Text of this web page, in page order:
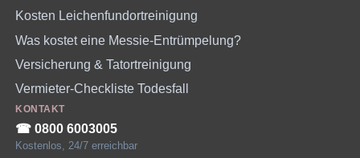
Kosten Leichenfundortreinigung
Was kostet eine Messie-Entrümpelung?
Versicherung & Tatortreinigung
Vermieter-Checkliste Todesfall
KONTAKT
☎︎ 0800 6003005
Kostenlos, 24/7 erreichbar